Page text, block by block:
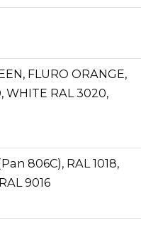
FLURO ORANGE,
WHITE RAL 3020,
806C), RAL 1018,
9016